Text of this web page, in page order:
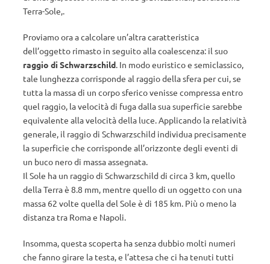
Terra-Sole,.
Proviamo ora a calcolare un’altra caratteristica
dell’oggetto rimasto in seguito alla coalescenza: il suo
raggio di Schwarzschild. In modo euristico e semiclassico,
tale lunghezza corrisponde al raggio della sfera per cui, se
tutta la massa di un corpo sferico venisse compressa entro
quel raggio, la velocità di fuga dalla sua superficie sarebbe
equivalente alla velocità della luce. Applicando la relatività
generale, il raggio di Schwarzschild individua precisamente
la superficie che corrisponde all’orizzonte degli eventi di
un buco nero di massa assegnata.
Il Sole ha un raggio di Schwarzschild di circa 3 km, quello
della Terra è 8.8 mm, mentre quello di un oggetto con una
massa 62 volte quella del Sole è di 185 km. Più o meno la
distanza tra Roma e Napoli.
Insomma, questa scoperta ha senza dubbio molti numeri
che fanno girare la testa, e l’attesa che ci ha tenuti tutti